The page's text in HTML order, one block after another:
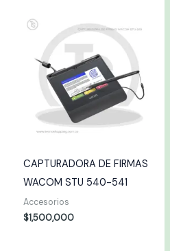
CAPTURADORA DE FIRMAS
WACOM STU 540-541
Accesorios
$1,500,000